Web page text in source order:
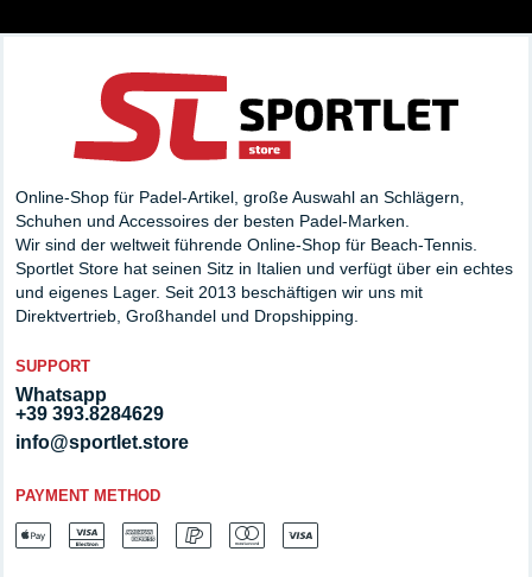
Online-Shop für Padel-Artikel, große Auswahl an Schlägern,
Schuhen und Accessoires der besten Padel-Marken.
Wir sind der weltweit führende Online-Shop für Beach-Tennis.
Sportlet Store hat seinen Sitz in Italien und verfügt über ein echtes
und eigenes Lager. Seit 2013 beschäftigen wir uns mit
Direktvertrieb, Großhandel und Dropshipping.
SUPPORT
Whatsapp
+39 393.8284629
info@sportlet.store
PAYMENT METHOD